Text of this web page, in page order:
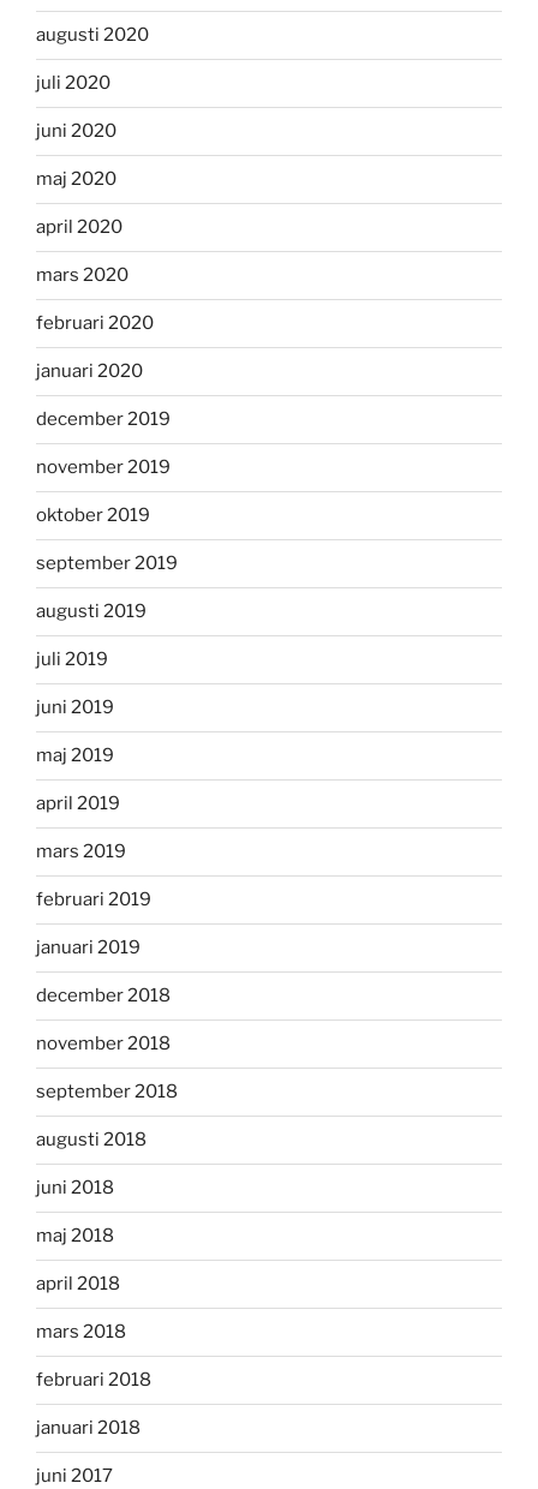
augusti 2020
juli 2020
juni 2020
maj 2020
april 2020
mars 2020
februari 2020
januari 2020
december 2019
november 2019
oktober 2019
september 2019
augusti 2019
juli 2019
juni 2019
maj 2019
april 2019
mars 2019
februari 2019
januari 2019
december 2018
november 2018
september 2018
augusti 2018
juni 2018
maj 2018
april 2018
mars 2018
februari 2018
januari 2018
juni 2017